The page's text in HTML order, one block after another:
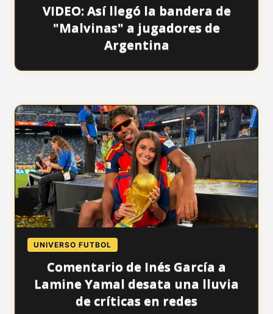
VIDEO: Así llegó la bandera de
"Malvinas" a jugadores de
Argentina
UNIVERSO FUTBOL
Comentario de Inés García a
Lamine Yamal desata una lluvia
de críticas en redes